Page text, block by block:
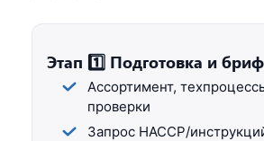
Этап 1️⃣ Подготовка и бриф
Ассортимент,
проверки
Запрос HACCP/